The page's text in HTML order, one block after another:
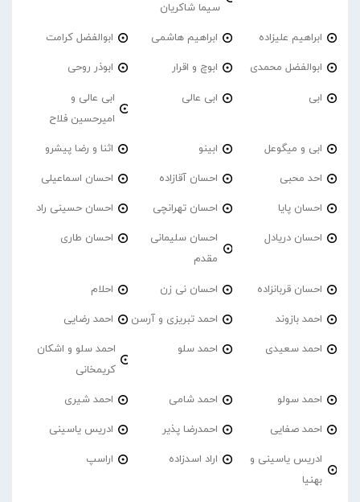
سیما شاکریان
ابراهیم علیزاده ابراهیم هاشمی ابوالفضل کرامت
ابوالفضل محمدی ابوچ و اقرار ابوذر روحی
ابی ابی عالی
ابی عالی و
امیرحسین فلاح
ابی و میگوعل ابینو اثنا و رضا پیشرو
احد محبی احسان آقازاده احسان اسماعیلی
احسان پایا احسان تهرانچی احسان حسینی راد
احسان دریادل
احسان سلیمانی
مقدم
احسان طاری
احسان قربانزاده احسان نی زن احلام
احمد بازوند احمد تبریزی و آرسن احمد‌ رضایی
احمد سعیدی احمد سلو
احمد سلو و اشکان
کریمخانی
احمد سولو احمد شامی احمد شیری
احمد صفایی احمدرضا پذیر ادریس یاسینی
ادریس یاسینی و
بهنیا
اراد اسدزاده اراسپ